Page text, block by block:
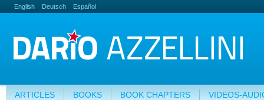
English Deutsch Español
ARTICLES BOOKS BOOK CHAPTERS VIDEOS-